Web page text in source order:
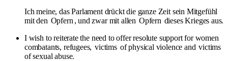
Ich meine, das Parlament drückt die ganze Zeit sein Mitgefühl
mit den Opfern , und zwar mit allen Opfern dieses Krieges aus.
I wish to reiterate the need to offer resolute support for women
combatants, refugees, victims of physical violence and victims
of sexual abuse.